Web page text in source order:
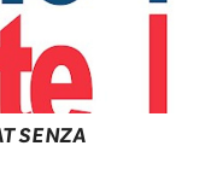
SENZA